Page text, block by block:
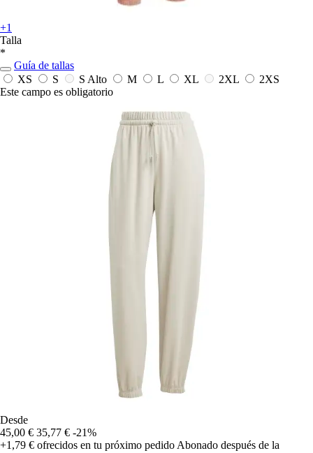
+1
Talla
*
Guía de tallas
XS
S S Alto M L XL 2XL
2XS
Este campo es obligatorio
Desde
45,00 € 35,77 € -21%
+1,79 € ofrecidos en tu próximo pedido Abonado después de la